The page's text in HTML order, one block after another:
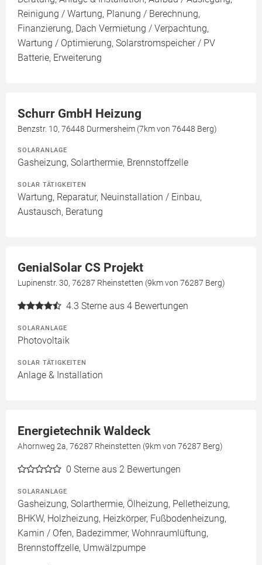
Reinigung / Wartung, Planung / Berechnung,
Finanzierung, Dach Vermietung / Verpachtung,
Wartung / Optimierung, Solarstromspeicher / PV
Batterie, Erweiterung
Schurr GmbH Heizung
Benzstr. 10, 76448 Durmersheim (7km von 76448 Berg)
SOLARANLAGE
Gasheizung, Solarthermie, Brennstoffzelle
SOLAR TÄTIGKEITEN
Wartung, Reparatur, Neuinstallation / Einbau,
Austausch, Beratung
GenialSolar CS Projekt
Lupinenstr. 30, 76287 Rheinstetten (9km von 76287 Berg)
4.3 Sterne aus 4 Bewertungen
SOLARANLAGE
Photovoltaik
SOLAR TÄTIGKEITEN
Anlage & Installation
Energietechnik Waldeck
Ahornweg 2a, 76287 Rheinstetten (9km von 76287 Berg)
0 Sterne aus 2 Bewertungen
SOLARANLAGE
Gasheizung, Solarthermie, Ölheizung, Pelletheizung,
BHKW, Holzheizung, Heizkörper, Fußbodenheizung,
Kamin / Ofen, Badezimmer, Wohnraumlüftung,
Brennstoffzelle, Umwälzpumpe